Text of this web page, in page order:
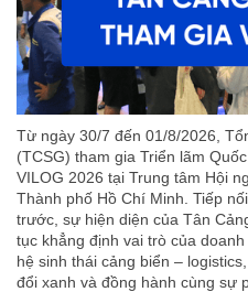
Từ ngày 30/7 đến 01/8/2026,
(TCSG) tham gia Triển lãm
VILOG 2026 tại Trung tâm Hội
Thành phố Hồ Chí Minh. Tiếp
trước, sự hiện diện của Tân
tục khẳng định vai trò của
hệ sinh thái cảng biển –
đổi xanh và đồng hành cùng sự